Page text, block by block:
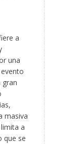
a
una
masiva
a
que se